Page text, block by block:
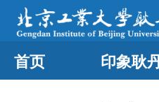
首页 印象耿